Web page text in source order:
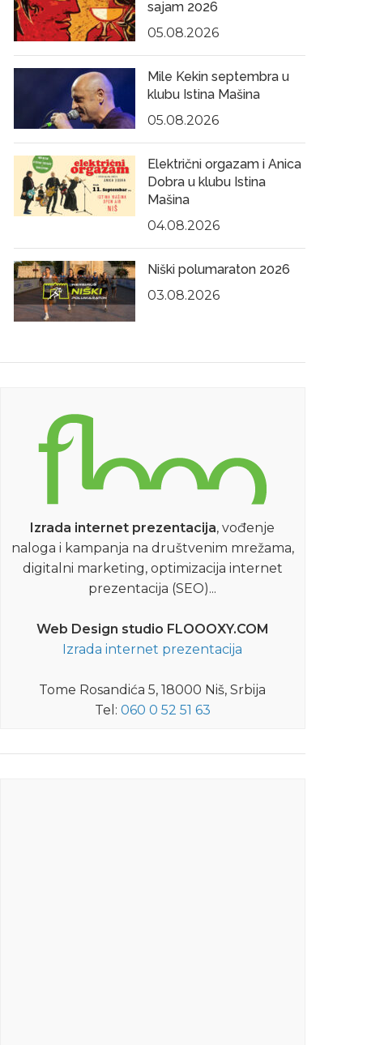
sajam 2026
05.08.2026
Mile Kekin septembra u
klubu Istina Mašina
05.08.2026
Električni orgazam i Anica
Dobra u klubu Istina
Mašina
04.08.2026
Niški polumaraton 2026
03.08.2026
Izrada internet prezentacija, vođenje
naloga i kampanja na društvenim mrežama,
digitalni marketing, optimizacija internet
prezentacija (SEO)...
Web Design studio FLOOOXY.COM
Izrada internet prezentacija
Tome Rosandića 5, 18000 Niš, Srbija
Tel: 060 0 52 51 63